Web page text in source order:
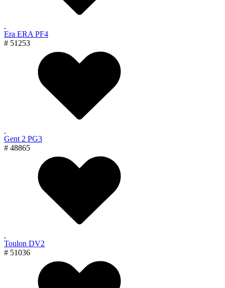
Era ERA PF4
# 51253
Gent 2 PG3
# 48865
Toulon DV2
# 51036